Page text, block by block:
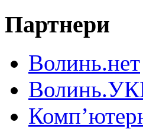
Партнери
Волинь.нет